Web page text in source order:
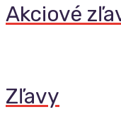
Akciové
Zľavy